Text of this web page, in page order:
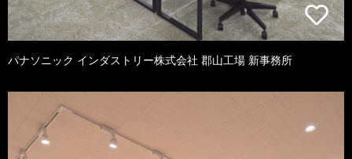
パナソニック インダストリー株式会社 郡山工場 新事務所